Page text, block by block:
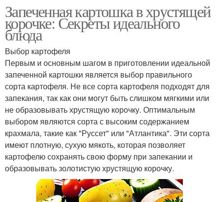
Запеченная картошка в хрустящей
корочке: Секреты идеального
блюда
Выбор картофеля
Первым и основным шагом в приготовлении идеальной
запеченной картошки является выбор правильного
сорта картофеля. Не все сорта картофеля подходят для
запекания, так как они могут быть слишком мягкими или
не образовывать хрустящую корочку. Оптимальным
выбором являются сорта с высоким содержанием
крахмала, такие как "Руссет" или "Атлантика". Эти сорта
имеют плотную, сухую мякоть, которая позволяет
картофелю сохранять свою форму при запекании и
образовывать золотистую хрустящую корочку.